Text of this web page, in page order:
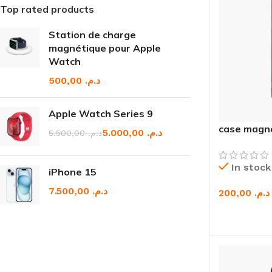
Top rated products
Station de charge
magnétique pour Apple
Watch
د.م.
Apple Watch Series 9
د.م.5.500,00 د.م.
iPhone 15
د.م.
case
In stock
د.م.